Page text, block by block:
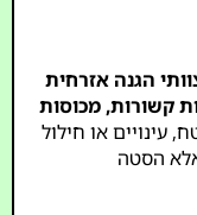
הגנה אזרחית
קשורות, מכוסות
עינויים או חילול
אלא הסטה